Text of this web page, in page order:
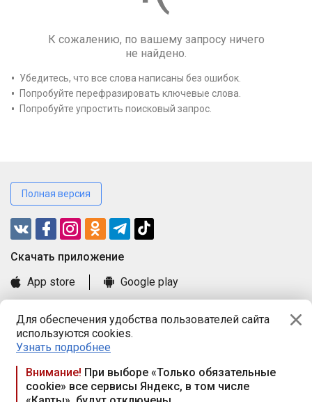
Для обеспечения удобства пользователей сайта
используются cookies.
Узнать подробнее
Внимание! При выборе «Только обязательные
cookie» все сервисы Яндекс, в том числе
К сожалению, по вашему запросу ничего
не найдено.
Убедитесь, что все слова написаны без ошибок.
Попробуйте перефразировать ключевые слова.
Попробуйте упростить поисковый запрос.
Полная версия
Cкачать приложение
App store
Google play
Книга замечаний и предложений
Правила и документы
Praca.by © 2000—2026, ООО «ПРАЦА БАЙ»
Республика Беларусь, 220114, г. Минск, пр-т Независимости
117а, пом. № 9.